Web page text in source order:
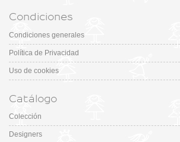
Condiciones
Condiciones generales
Política de Privacidad
Uso de cookies
Catálogo
Colección
Designers